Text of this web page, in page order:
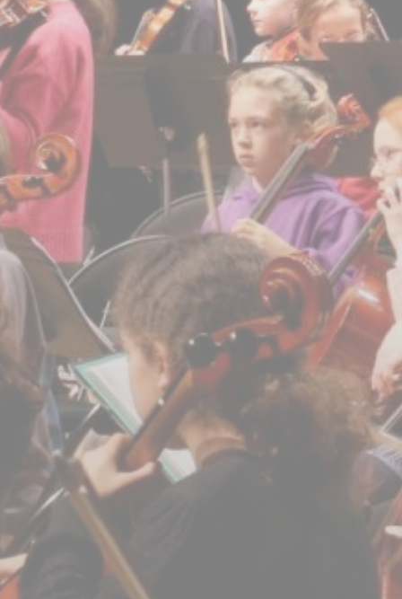
CANDIDATURES
EXTRANET
NEWSLETTER
BILLETTERIE